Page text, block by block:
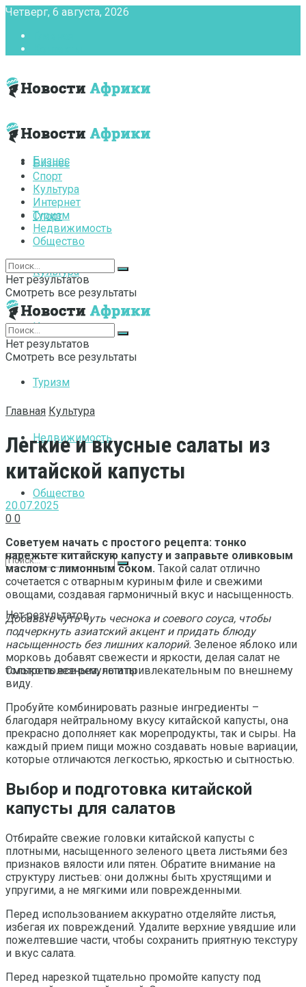
Четверг, 6 августа, 2026
Бизнес
Спорт
Культура
Интернет
Туризм
Недвижимость
Общество
Нет результатов
Смотреть все результаты
Бизнес
Спорт
Культура
Интернет
Туризм
Недвижимость
Общество
Нет результатов
Смотреть все результаты
Нет результатов
Смотреть все результаты
Главная Культура
Легкие и вкусные салаты из
китайской капусты
20.07.2025
0 0
Советуем начать с простого рецепта: тонко
нарежьте китайскую капусту и заправьте оливковым
маслом с лимонным соком. Такой салат отлично
сочетается с отварным куриным филе и свежими
овощами, создавая гармоничный вкус и насыщенность.
Добавьте чуть-чуть чеснока и соевого соуса, чтобы
подчеркнуть азиатский акцент и придать блюду
насыщенность без лишних калорий. Зеленое яблоко или
морковь добавят свежести и яркости, делая салат не
только полезным, но и привлекательным по внешнему
виду.
Пробуйте комбинировать разные ингредиенты –
благодаря нейтральному вкусу китайской капусты, она
прекрасно дополняет как морепродукты, так и сыры. На
каждый прием пищи можно создавать новые вариации,
которые отличаются легкостью, яркостью и сытностью.
Выбор и подготовка китайской
капусты для салатов
Отбирайте свежие головки китайской капусты с
плотными, насыщенного зеленого цвета листьями без
признаков вялости или пятен. Обратите внимание на
структуру листьев: они должны быть хрустящими и
упругими, а не мягкими или поврежденными.
Перед использованием аккуратно отделяйте листья,
избегая их повреждений. Удалите верхние увядшие или
пожелтевшие части, чтобы сохранить приятную текстуру
и вкус салата.
Перед нарезкой тщательно промойте капусту под